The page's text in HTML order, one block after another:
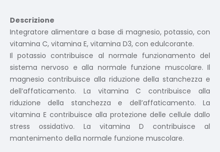
Descrizione
Integratore alimentare a base di magnesio, potassio, con
vitamina C, vitamina E, vitamina D3, con edulcorante.
Il potassio contribuisce al normale funzionamento del
sistema nervoso e alla normale funzione muscolare. Il
magnesio contribuisce alla riduzione della stanchezza e
dell’affaticamento. La vitamina C contribuisce alla
riduzione della stanchezza e dell’affaticamento. La
vitamina E contribuisce alla protezione delle cellule dallo
stress ossidativo. La vitamina D contribuisce al
mantenimento della normale funzione muscolare.